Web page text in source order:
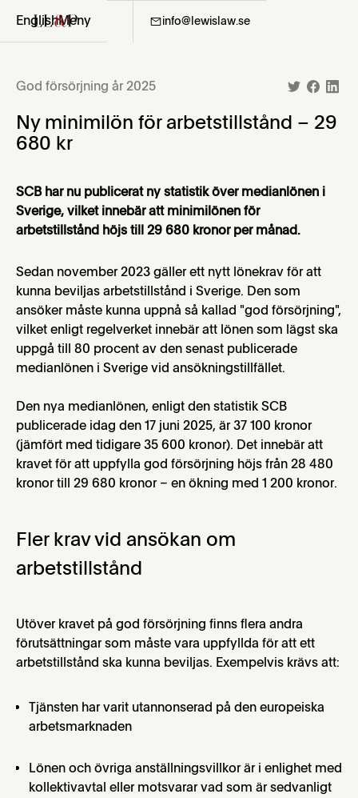
EnglishMeny
08-411 36 06 info@lewislaw.se
God försörjning år 2025
Ny minimilön för arbetstillstånd – 29
680 kr
SCB har nu publicerat ny statistik över medianlönen i
Sverige, vilket innebär att minimilönen för
arbetstillstånd höjs till 29 680 kronor per månad.
Sedan november 2023 gäller ett nytt lönekrav för att
kunna beviljas arbetstillstånd i Sverige. Den som
ansöker måste kunna uppnå så kallad "god försörjning",
vilket enligt regelverket innebär att lönen som lägst ska
uppgå till 80 procent av den senast publicerade
medianlönen i Sverige vid ansökningstillfället.
Den nya medianlönen, enligt den statistik SCB
publicerade idag den 17 juni 2025, är 37 100 kronor
(jämfört med tidigare 35 600 kronor). Det innebär att
kravet för att uppfylla god försörjning höjs från 28 480
kronor till 29 680 kronor – en ökning med 1 200 kronor.
Fler krav vid ansökan om
arbetstillstånd
Utöver kravet på god försörjning finns flera andra
förutsättningar som måste vara uppfyllda för att ett
arbetstillstånd ska kunna beviljas. Exempelvis krävs att:
Tjänsten har varit utannonserad på den europeiska
arbetsmarknaden
Lönen och övriga anställningsvillkor är i enlighet med
kollektivavtal eller motsvarar vad som är sedvanligt